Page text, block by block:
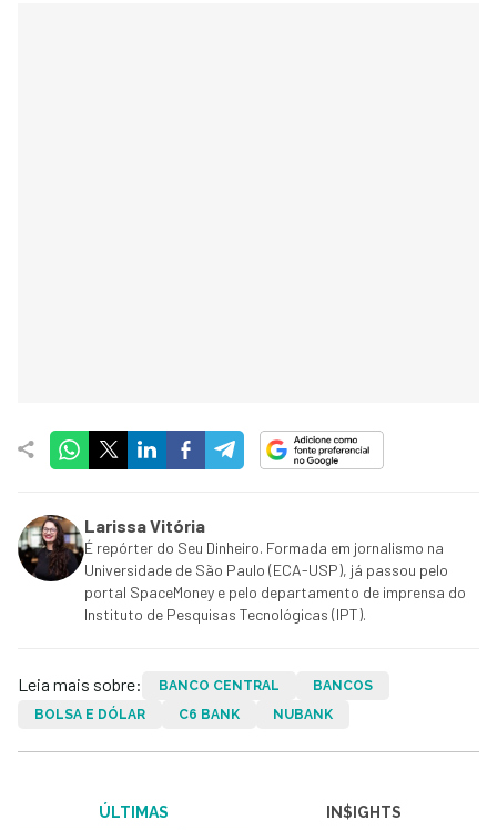
Larissa Vitória
É repórter do Seu Dinheiro. Formada em jornalismo na
Universidade de São Paulo (ECA-USP), já passou pelo
portal SpaceMoney e pelo departamento de imprensa do
Instituto de Pesquisas Tecnológicas (IPT).
Leia mais sobre: BANCO CENTRAL
BANCOS
BOLSA E DÓLAR
C6 BANK NUBANK
ÚLTIMAS IN$IGHTS